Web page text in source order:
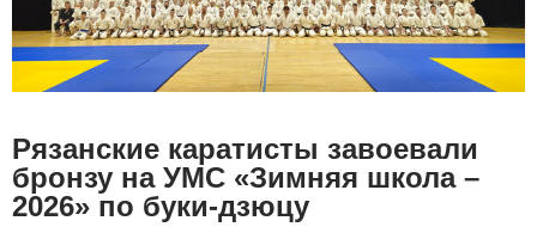
Рязанские каратисты завоевали
бронзу на УМС «Зимняя школа –
2026» по буки-дзюцу